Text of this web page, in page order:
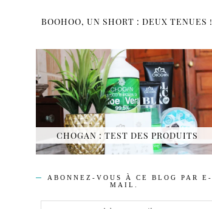
BOOHOO, UN SHORT : DEUX TENUES !
CHOGAN : TEST DES PRODUITS
ABONNEZ-VOUS À CE BLOG PAR E-
MAIL.